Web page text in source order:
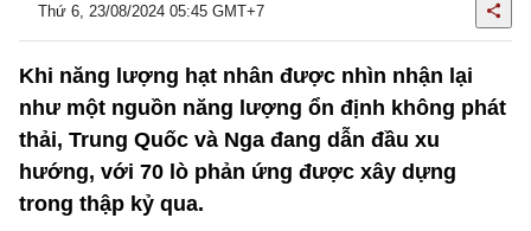
Thứ 6, 23/08/2024 05:45 GMT+7
Khi năng lượng hạt nhân được nhìn nhận lại
như một nguồn năng lượng ổn định không phát
thải, Trung Quốc và Nga đang dẫn đầu xu
hướng, với 70 lò phản ứng được xây dựng
trong thập kỷ qua.